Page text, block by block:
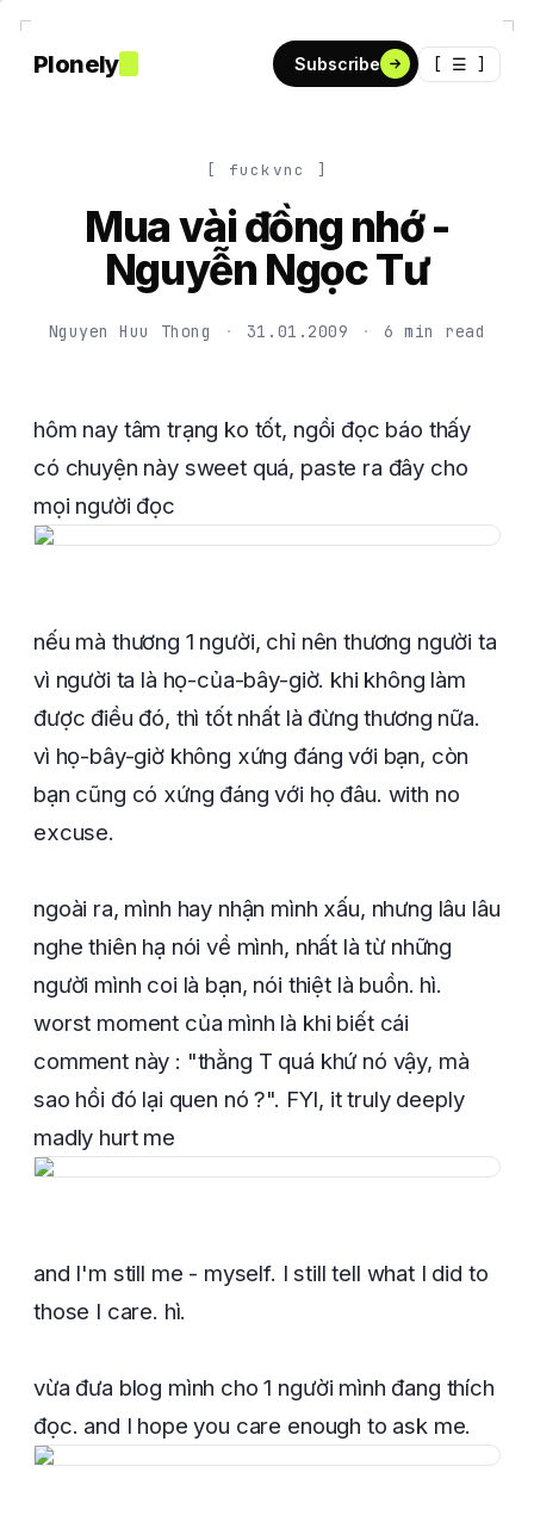
Plonely Subscribe [ ☰ ]
[ fuckvnc ]
Mua vài đồng nhớ -
Nguyễn Ngọc Tư
Nguyen Huu Thong · 31.01.2009 · 6 min read
hôm nay tâm trạng ko tốt, ngồi đọc báo thấy
có chuyện này sweet quá, paste ra đây cho
mọi người đọc
nếu mà thương 1 người, chỉ nên thương người ta
vì người ta là họ-của-bây-giờ. khi không làm
được điều đó, thì tốt nhất là đừng thương nữa.
vì họ-bây-giờ không xứng đáng với bạn, còn
bạn cũng có xứng đáng với họ đâu. with no
excuse.
ngoài ra, mình hay nhận mình xấu, nhưng lâu lâu
nghe thiên hạ nói về mình, nhất là từ những
người mình coi là bạn, nói thiệt là buồn. hì.
worst moment của mình là khi biết cái
comment này : "thằng T quá khứ nó vậy, mà
sao hồi đó lại quen nó ?". FYI, it truly deeply
madly hurt me
and I'm still me - myself. I still tell what I did to
those I care. hì.
vừa đưa blog mình cho 1 người mình đang thích
đọc. and I hope you care enough to ask me.